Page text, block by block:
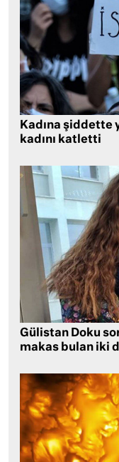
Kadına şiddette
kadını katletti
Gülistan Doku
makas bulan iki